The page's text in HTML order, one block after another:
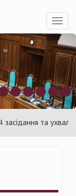
Toggle
Суд
та ухвалено